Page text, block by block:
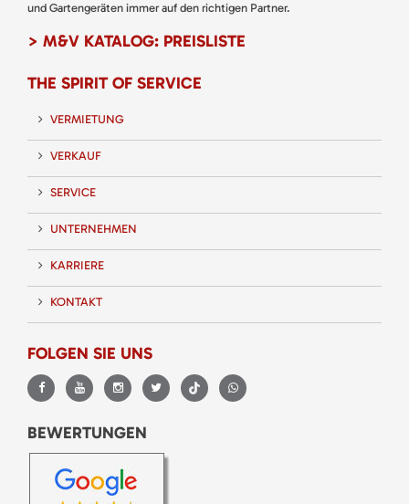
und Gartengeräten immer auf den richtigen Partner.
> M&V KATALOG: PREISLISTE
THE SPIRIT OF SERVICE
VERMIETUNG
VERKAUF
SERVICE
UNTERNEHMEN
KARRIERE
KONTAKT
FOLGEN SIE UNS
BEWERTUNGEN